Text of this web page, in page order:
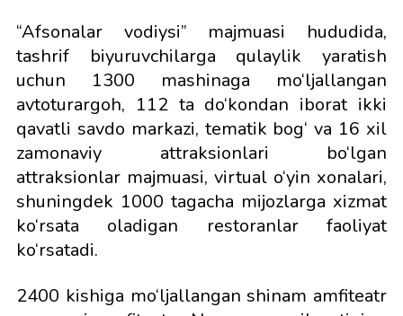
“Afsonalar vodiysi” majmuasi hududida,
tashrif biyuruvchilarga qulaylik yaratish
uchun 1300 mashinaga mo‘ljallangan
avtoturargoh, 112 ta do‘kondan iborat ikki
qavatli savdo markazi, tematik bog‘ va 16 xil
zamonaviy attraksionlari bo‘lgan
attraksionlar majmuasi, virtual o‘yin xonalari,
shuningdek 1000 tagacha mijozlarga xizmat
ko‘rsata oladigan restoranlar faoliyat
ko‘rsatadi.
2400 kishiga mo‘ljallangan shinam amfiteatr